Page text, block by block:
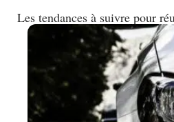
Les tendances à suivre pour